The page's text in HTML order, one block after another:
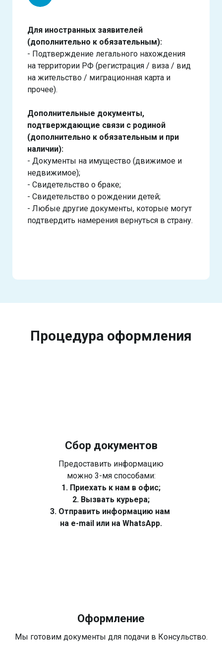
Для иностранных заявителей
(дополнительно к обязательным):
- Подтверждение легального нахождения
на территории РФ (регистрация / виза / вид
на жительство / миграционная карта и
прочее).
Дополнительные документы,
подтверждающие связи с родиной
(дополнительно к обязательным и при
наличии):
- Документы на имущество (движимое и
недвижимое);
- Свидетельство о браке;
- Свидетельство о рождении детей;
- Любые другие документы, которые могут
подтвердить намерения вернуться в страну.
Процедура оформления
Сбор документов
Предоставить информацию
можно 3-мя способами:
1. Приехать к нам в офис;
2. Вызвать курьера;
3. Отправить информацию нам
на e-mail или на WhatsApp.
Оформление
Мы готовим документы для подачи в Консульство.